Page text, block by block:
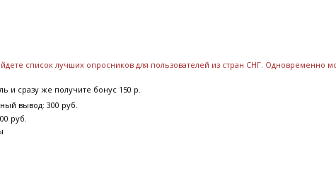
список лучших опросников для пользователей из стран СНГ. Одновременно
и сразу же получите бонус 150 р.
вывод: 300 руб.
руб.